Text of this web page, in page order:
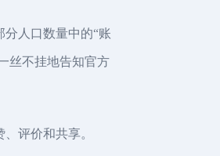
人口数量中的“账
丝不挂地告知官方
评价和共享。